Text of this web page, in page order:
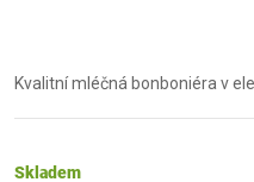
Kvalitní mléčná bonboniéra v
Skladem